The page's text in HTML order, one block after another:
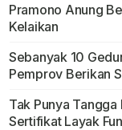
Pramono Anung
Kelaikan
Sebanyak 10
Pemprov Berikan
Tak Punya
Sertifikat Layak